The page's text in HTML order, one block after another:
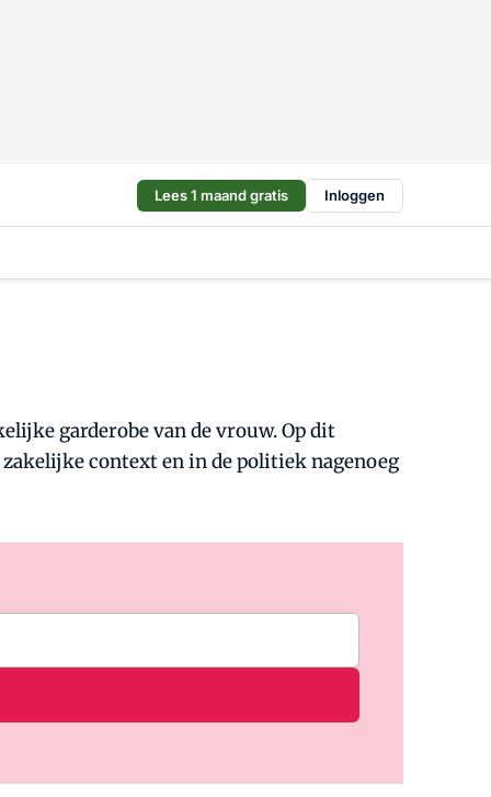
Lees 1 maand gratis Inloggen
garderobe van de vrouw. Op dit
context en in de politiek nagenoeg